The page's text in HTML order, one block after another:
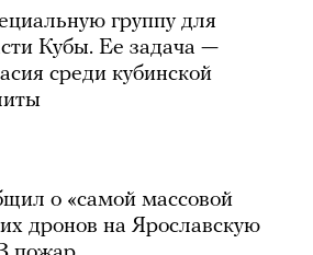
группу для
Кубы. Ее задача —
среди кубинской
о «самой массовой
дронов на Ярославскую